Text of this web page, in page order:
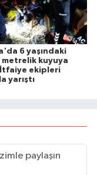
6 yaşındaki
metrelik kuyuya
ekipleri
yarıştı